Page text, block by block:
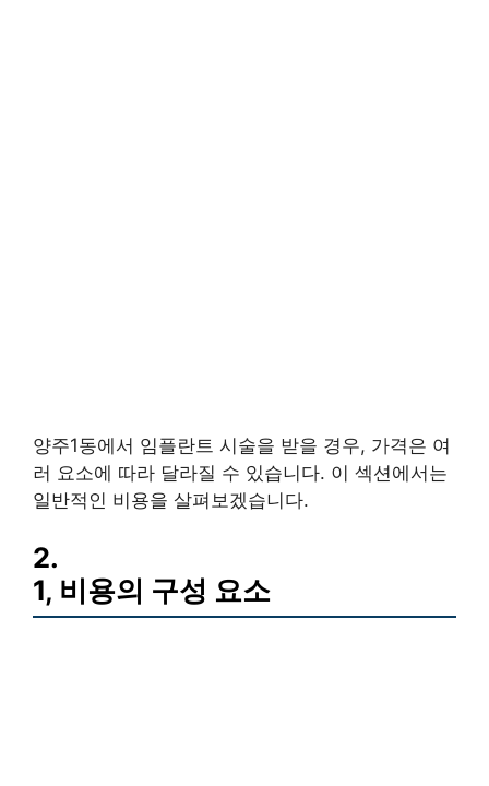
양주1동에서 임플란트 시술을 받을 경우, 가격은 여
러 요소에 따라 달라질 수 있습니다. 이 섹션에서는
일반적인 비용을 살펴보겠습니다.
2.
1, 비용의 구성 요소